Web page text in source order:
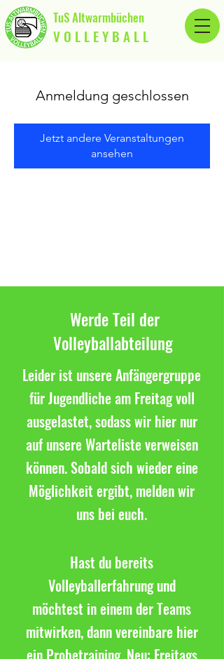
TuS Altwarmbüchen
V O L L E Y B A L L
Anmeldung geschlossen
Jetzt andere Veranstaltungen
ansehen
Werde Teil der
Volleyballabteilung
Leider ist unsere Anfängergruppe
für Jugendliche am Freitag voll
ausgelastet, sodass wir hier nur
auf unsere Warteliste verweisen
können. Sobald sich wieder eine
Möglichkeit ergibt, melden wir
uns bei euch.
Hast du bereits
Volleyballerfahrung und
möchtest in einem der Teams
mitwirken, dann vereinbare hier
ein Probetraining. Neu: Freitags